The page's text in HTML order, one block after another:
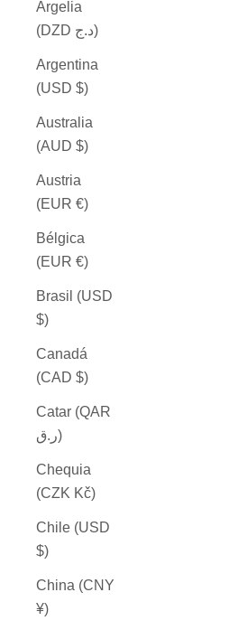
Argelia
(DZD د.ج)
Argentina
(USD $)
Australia
(AUD $)
Austria
(EUR €)
Bélgica
(EUR €)
Brasil (USD
$)
Canadá
(CAD $)
Catar (QAR
ر.ق)
Chequia
(CZK Kč)
Chile (USD
$)
China (CNY
¥)